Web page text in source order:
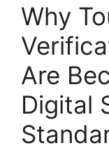
Why
Are
Digital